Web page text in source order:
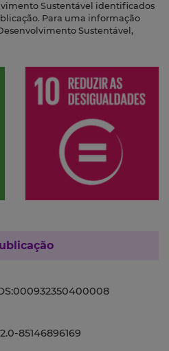
Sustentável identificados
Para uma informação
Sustentável,
85146896169